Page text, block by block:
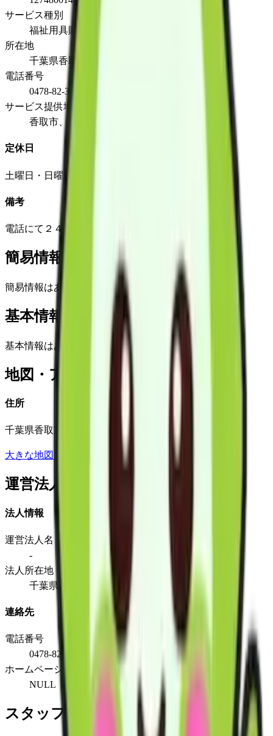
サービス種別
福祉用具販売
所在地
千葉県香取市小見川906
電話番号
0478-82-3007
サービス提供地域
香取市、香取郡東庄町
定休日
土曜日・日曜日・祭日・12月29日から１月３日
備考
電話にて２４時間 常時連絡が可能な体制
簡易情報
簡易情報はありません
基本情報(詳細)
基本情報はありません
地図・アクセス
住所
千葉県香取市小見川906
大きな地図で見る
運営法人
法人情報
運営法人名
-
法人所在地
千葉県香取市小見川906
連絡先
電話番号
0478-82-3007
ホームページ
NULL
スタッフ情報